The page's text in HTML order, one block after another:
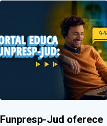
Funpresp-Jud oferece